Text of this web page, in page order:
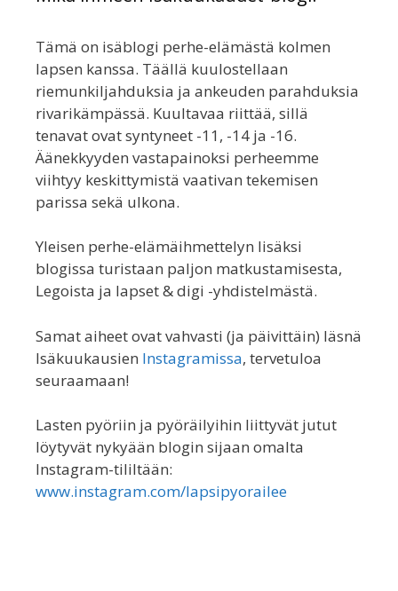
Tämä on isäblogi perhe-elämästä kolmen
lapsen kanssa. Täällä kuulostellaan
riemunkiljahduksia ja ankeuden parahduksia
rivarikämpässä. Kuultavaa riittää, sillä
tenavat ovat syntyneet -11, -14 ja -16.
Äänekkyyden vastapainoksi perheemme
viihtyy keskittymistä vaativan tekemisen
parissa sekä ulkona.
Yleisen perhe-elämäihmettelyn lisäksi
blogissa turistaan paljon matkustamisesta,
Legoista ja lapset & digi -yhdistelmästä.
Samat aiheet ovat vahvasti (ja päivittäin) läsnä
Isäkuukausien Instagramissa, tervetuloa
seuraamaan!
Lasten pyöriin ja pyöräilyihin liittyvät jutut
löytyvät nykyään blogin sijaan omalta
Instagram-tililtään:
www.instagram.com/lapsipyorailee